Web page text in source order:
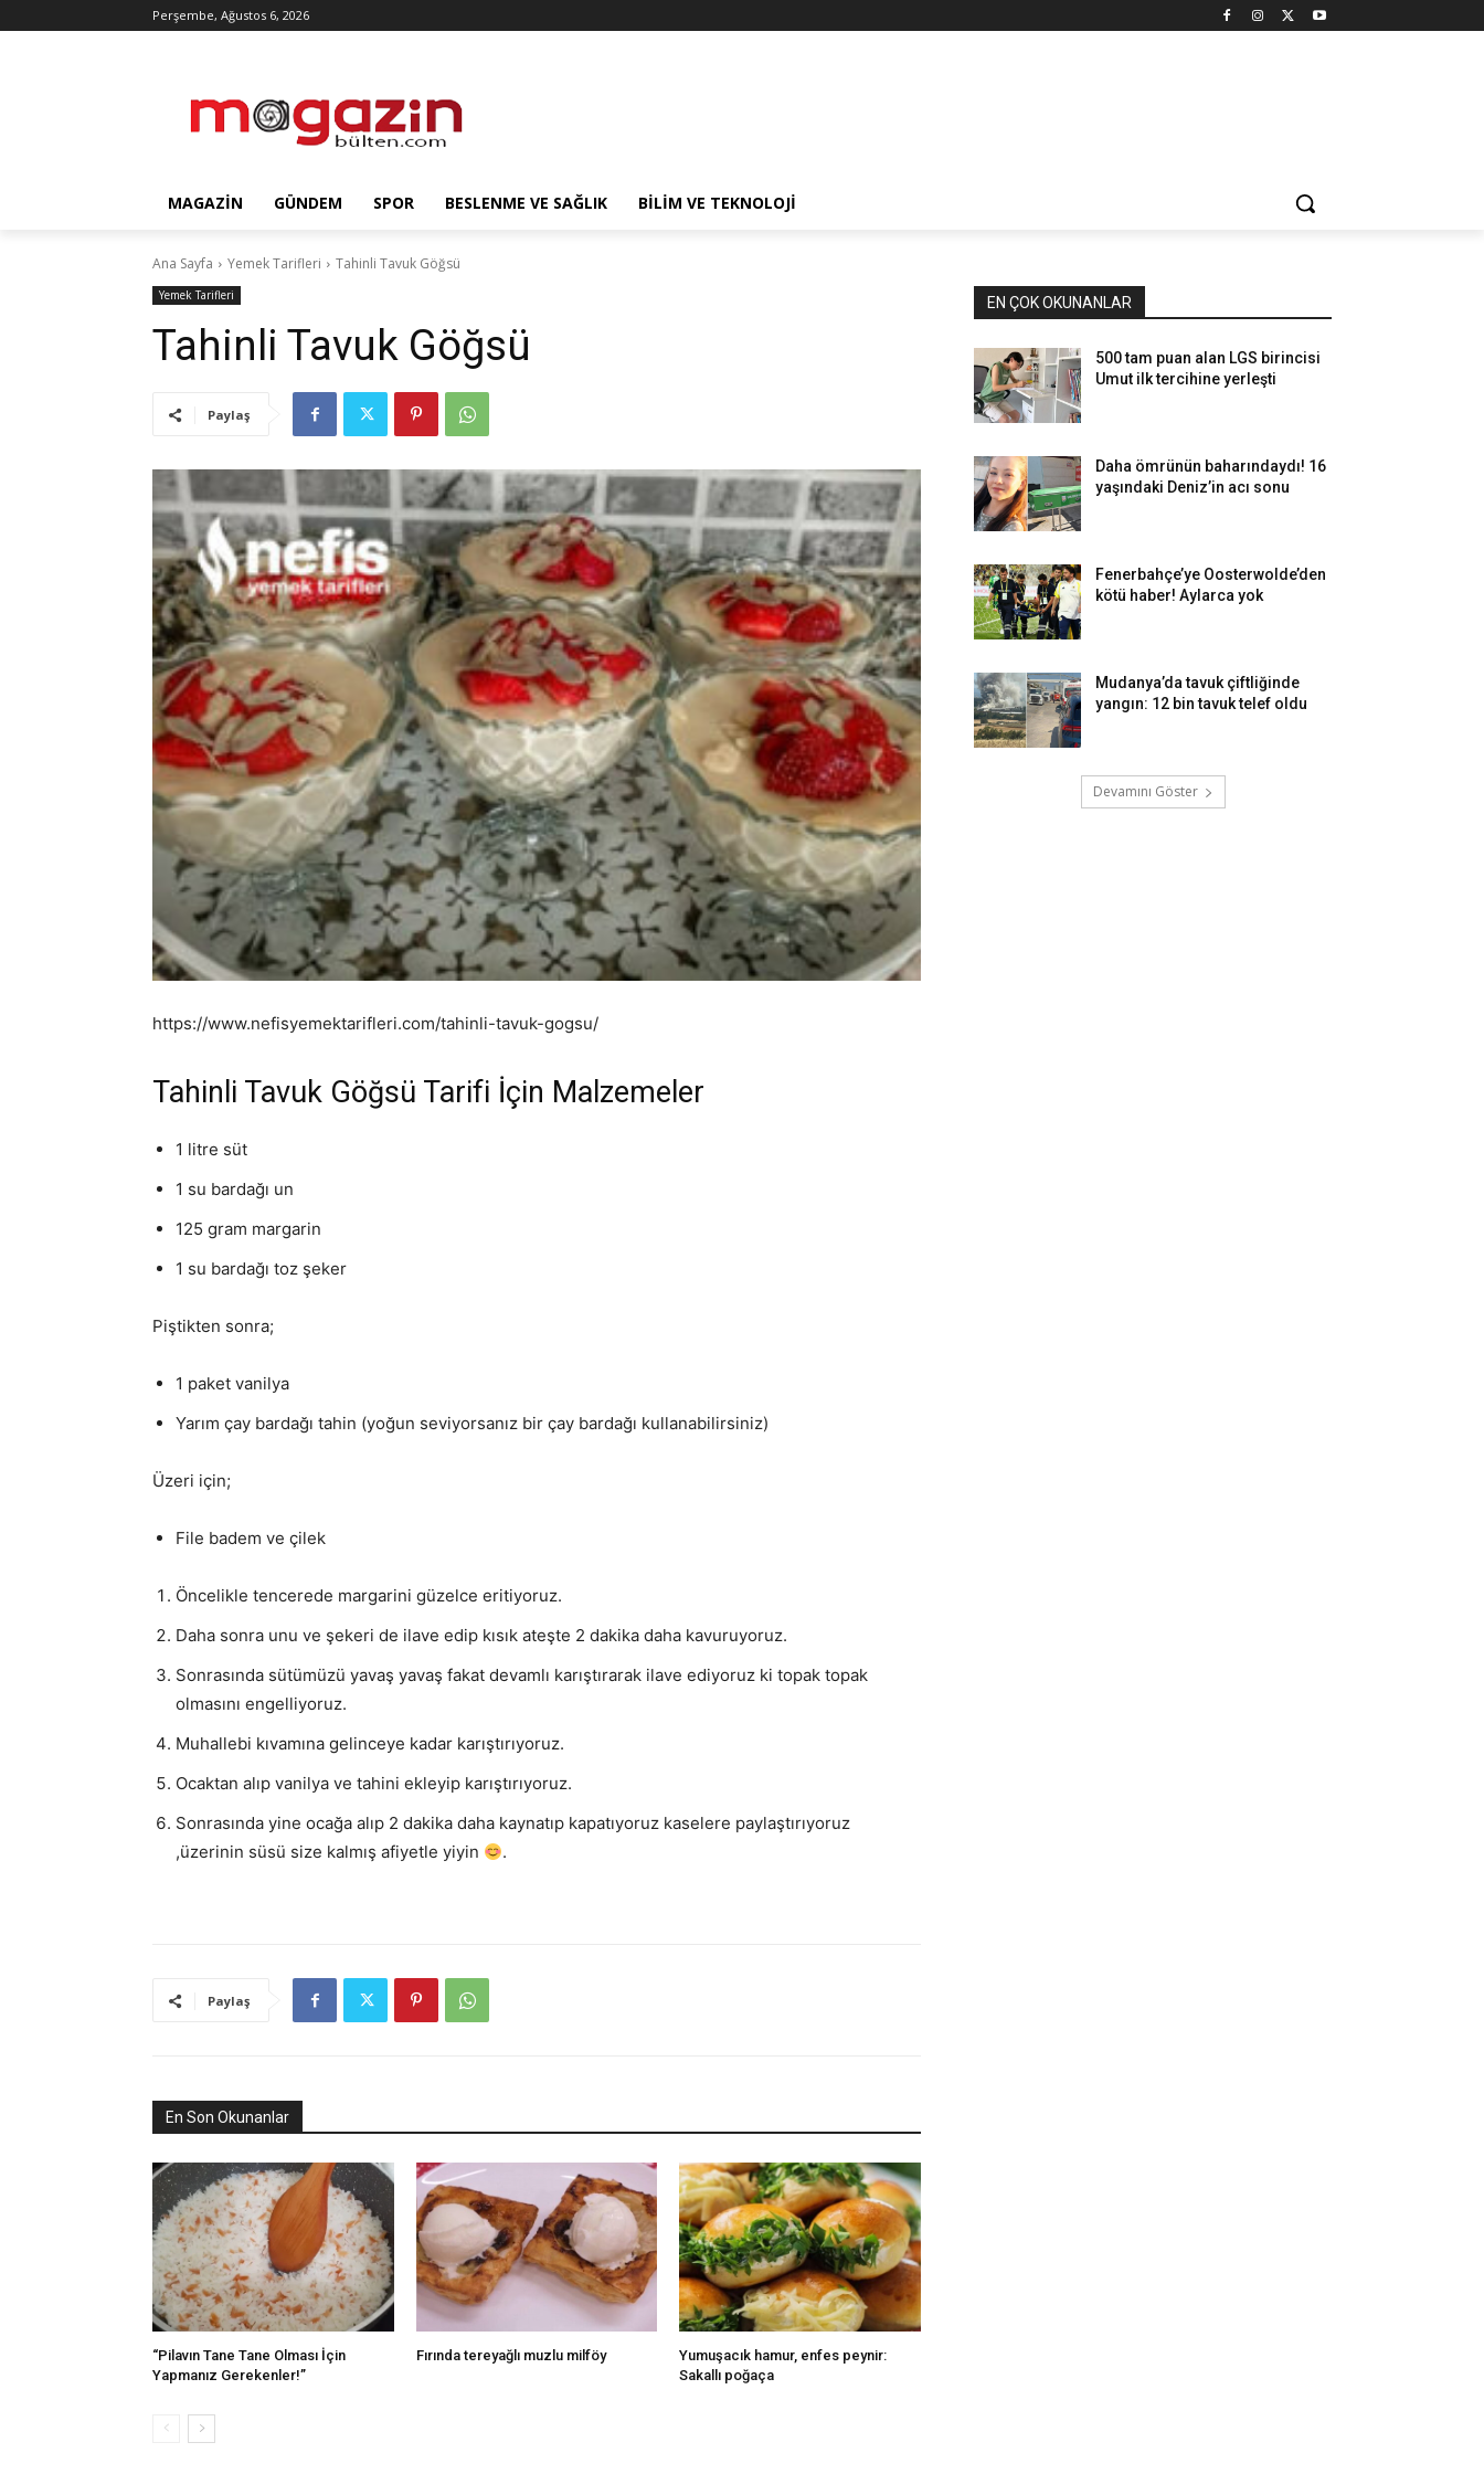
Perşembe, Ağustos 6, 2026
MAGAZIN GÜNDEM SPOR BESLENME VE SAĞLIK BILIM VE TEKNOLOJI
Ana Sayfa Yemek Tarifleri Tahinli Tavuk Göğsü
Yemek Tarifleri
Tahinli Tavuk Göğsü
Paylaş
https://www.nefisyemektarifleri.com/tahinli-tavuk-gogsu/
Tahinli Tavuk Göğsü Tarifi İçin Malzemeler
1 litre süt
1 su bardağı un
125 gram margarin
1 su bardağı toz şeker
Piştikten sonra;
1 paket vanilya
Yarım çay bardağı tahin (yoğun seviyorsanız bir çay bardağı kullanabilirsiniz)
Üzeri için;
File badem ve çilek
Öncelikle tencerede margarini güzelce eritiyoruz.
Daha sonra unu ve şekeri de ilave edip kısık ateşte 2 dakika daha kavuruyoruz.
Sonrasında sütümüzü yavaş yavaş fakat devamlı karıştırarak ilave ediyoruz ki topak topak
olmasını engelliyoruz.
Muhallebi kıvamına gelinceye kadar karıştırıyoruz.
Ocaktan alıp vanilya ve tahini ekleyip karıştırıyoruz.
Sonrasında yine ocağa alıp 2 dakika daha kaynatıp kapatıyoruz kaselere paylaştırıyoruz
,üzerinin süsü size kalmış afiyetle yiyin
.
Paylaş
En Son Okunanlar
“Pilavın Tane Tane Olması İçin
Yapmanız Gerekenler!”
Fırında tereyağlı muzlu milföy
Yumuşacık hamur, enfes peynir:
Sakallı poğaça
EN ÇOK OKUNANLAR
500 tam puan alan LGS birincisi
Umut ilk tercihine yerleşti
Daha ömrünün baharındaydı! 16
yaşındaki Deniz’in acı sonu
Fenerbahçe’ye Oosterwolde’den
kötü haber! Aylarca yok
Mudanya’da tavuk çiftliğinde
yangın: 12 bin tavuk telef oldu
Devamını Göster